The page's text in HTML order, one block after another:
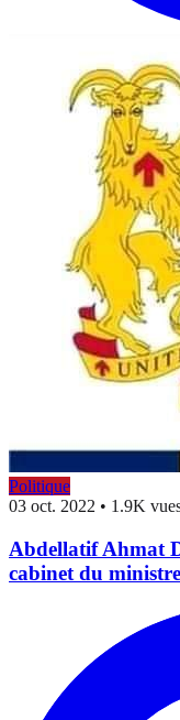
Politique
03 oct. 2022 • 1.9K
Abdellatif Ahmat
cabinet du